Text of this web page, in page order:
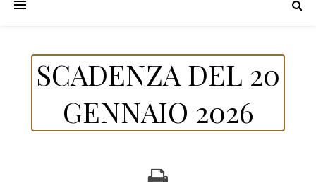
SCADENZA DEL 20
GENNAIO 2026